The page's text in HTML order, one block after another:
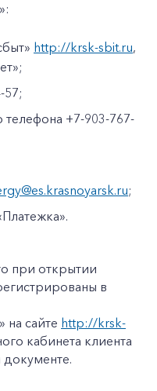
http://krsk-sbit.ru,
57;
+7-903-767-
;
при открытии
в
на сайте http://krsk-
кабинета клиента